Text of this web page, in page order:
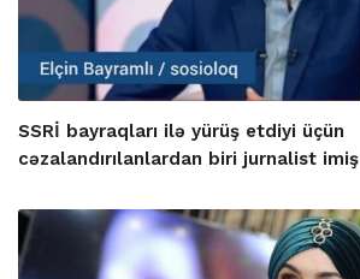
SSRİ bayraqları ilə yürüş etdiyi üçün
cəzalandırılanlardan biri jurnalist imiş